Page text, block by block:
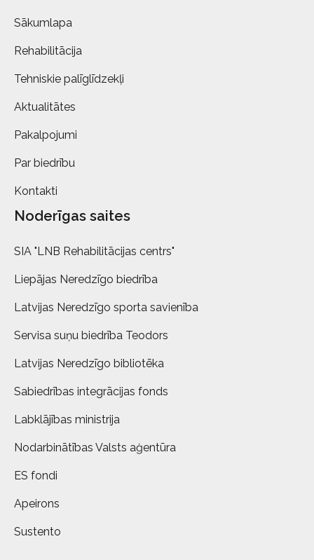
Sākumlapa
Rehabilitācija
Tehniskie palīglīdzekļi
Aktualitātes
Pakalpojumi
Par biedrību
Kontakti
Noderīgas saites
SIA "LNB Rehabilitācijas centrs"
Liepājas Neredzīgo biedrība
Latvijas Neredzīgo sporta savienība
Servisa suņu biedrība Teodors
Latvijas Neredzīgo bibliotēka
Sabiedrības integrācijas fonds
Labklājības ministrija
Nodarbinātības Valsts aģentūra
ES fondi
Apeirons
Sustento